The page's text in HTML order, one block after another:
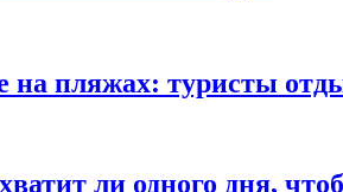
на пляжах: туристы
ли одного дня,